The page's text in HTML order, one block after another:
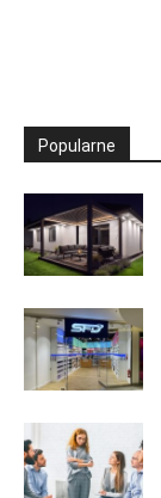
Popularne